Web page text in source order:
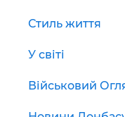
Стиль життя
У світі
Військовий